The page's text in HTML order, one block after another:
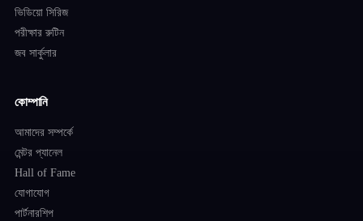
ভিডিয়ো সিরিজ
পরীক্ষার রুটিন
জব সার্কুলার
কোম্পানি
আমাদের সম্পর্কে
মেন্টর প্যানেল
Hall of Fame
যোগাযোগ
পার্টনারশিপ